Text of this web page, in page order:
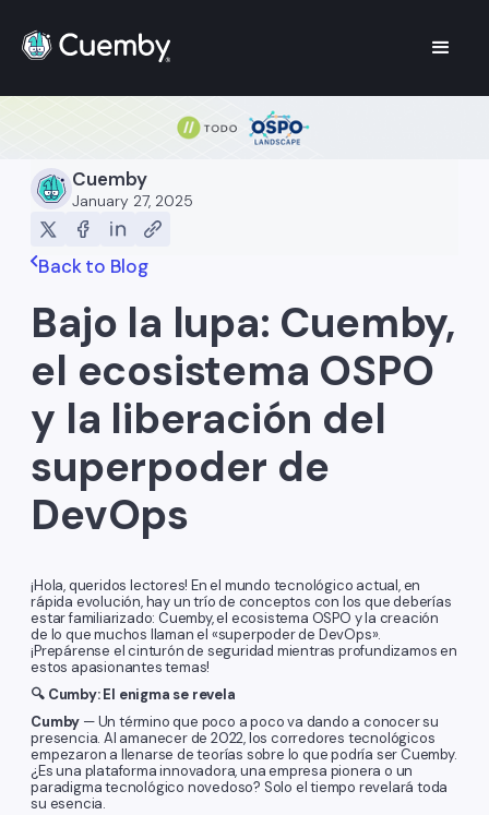
Cuemby
January 27, 2025
Back to Blog
Bajo la lupa: Cuemby,
el ecosistema OSPO
y la liberación del
superpoder de
DevOps
¡Hola, queridos lectores! En el mundo tecnológico actual, en
rápida evolución, hay un trío de conceptos con los que deberías
estar familiarizado: Cuemby, el ecosistema OSPO y la creación
de lo que muchos llaman el «superpoder de DevOps».
¡Prepárense el cinturón de seguridad mientras profundizamos en
estos apasionantes temas!
🔍 Cumby: El enigma se revela
Cumby — Un término que poco a poco va dando a conocer su
presencia. Al amanecer de 2022, los corredores tecnológicos
empezaron a llenarse de teorías sobre lo que podría ser Cuemby.
¿Es una plataforma innovadora, una empresa pionera o un
paradigma tecnológico novedoso? Solo el tiempo revelará toda
su esencia.